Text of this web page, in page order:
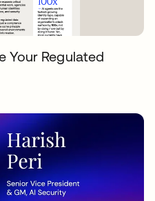
Your Regulated